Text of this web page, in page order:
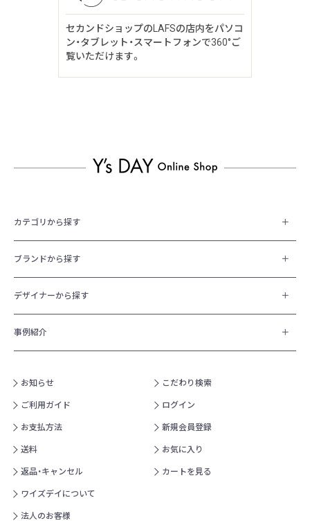
セカンドショップのLAFSの店内をパソコ
ン・タブレット・スマートフォンで360°ご
覧いただけます。
カテゴリから探す
ブランドから探す
デザイナーから探す
事例紹介
お知らせ
ご利用ガイド
お支払方法
送料
返品・キャンセル
ワイズデイについて
法人のお客様
こだわり検索
ログイン
新規会員登録
お気に入り
カートを見る